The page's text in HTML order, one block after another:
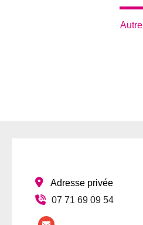
Autre
Adresse privée
07 71 69 09 54